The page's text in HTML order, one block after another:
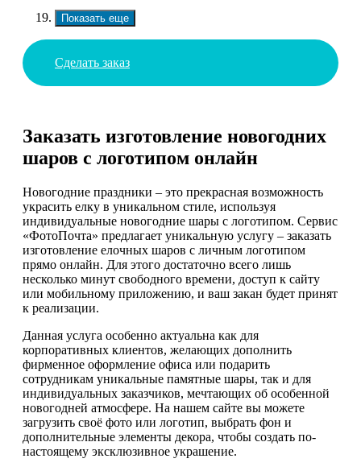
Показать еще
Сделать заказ
Заказать изготовление новогодних
шаров с логотипом онлайн
Новогодние праздники – это прекрасная возможность
украсить елку в уникальном стиле, используя
индивидуальные новогодние шары с логотипом. Сервис
«ФотоПочта» предлагает уникальную услугу – заказать
изготовление елочных шаров с личным логотипом
прямо онлайн. Для этого достаточно всего лишь
несколько минут свободного времени, доступ к сайту
или мобильному приложению, и ваш закан будет принят
к реализации.
Данная услуга особенно актуальна как для
корпоративных клиентов, желающих дополнить
фирменное оформление офиса или подарить
сотрудникам уникальные памятные шары, так и для
индивидуальных заказчиков, мечтающих об особенной
новогодней атмосфере. На нашем сайте вы можете
загрузить своё фото или логотип, выбрать фон и
дополнительные элементы декора, чтобы создать по-
настоящему эксклюзивное украшение.